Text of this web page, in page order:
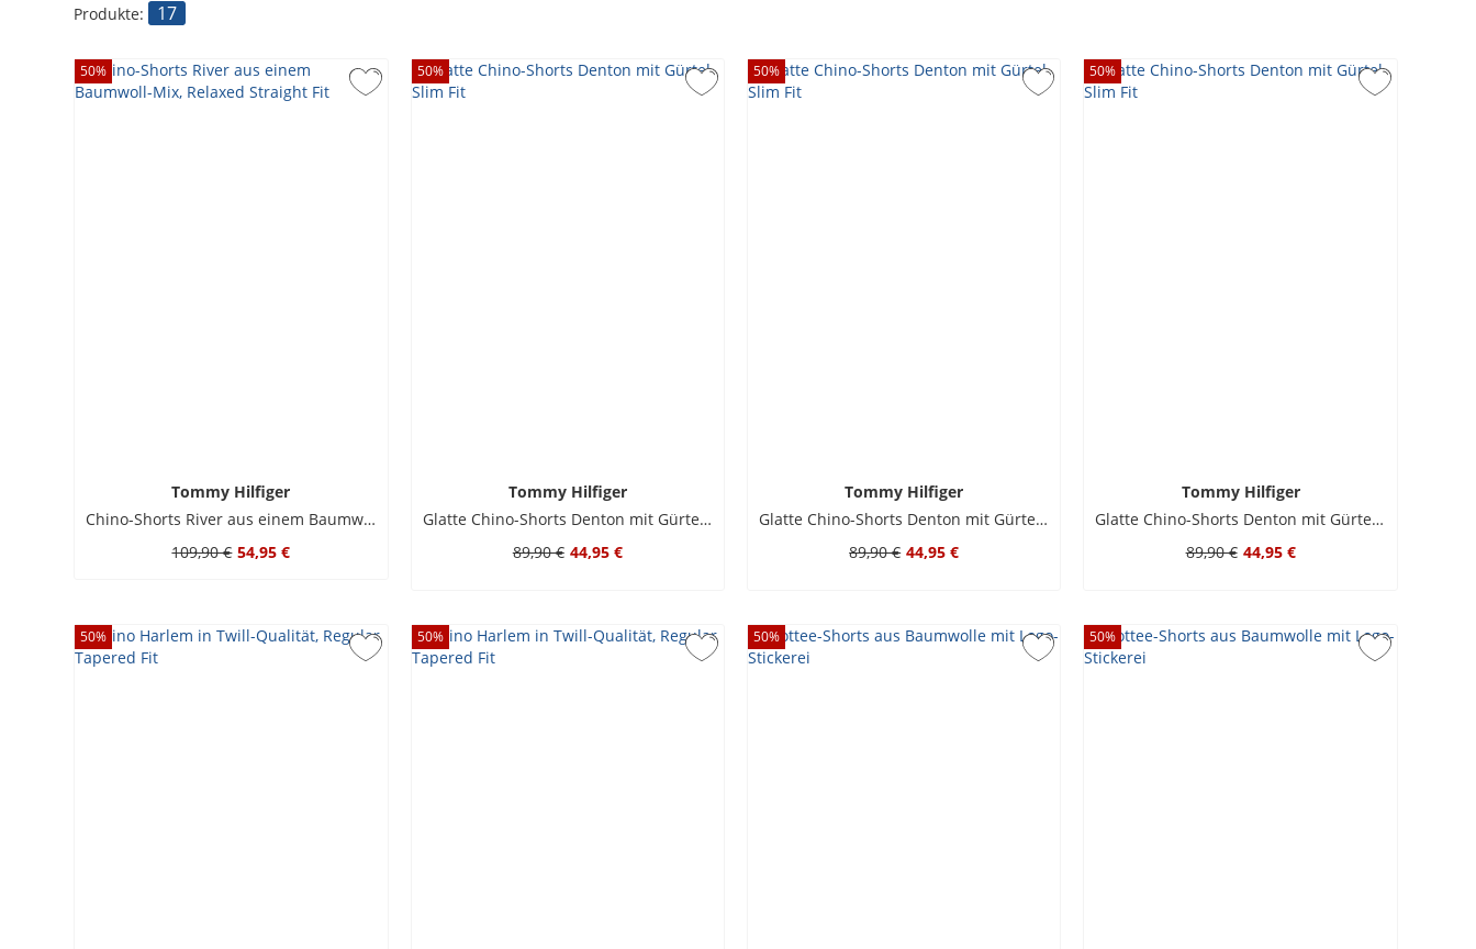
Produkte:
17
50%
Tommy Hilfiger
Chino-Shorts River aus einem Baumwoll-Mix, Relaxed Straight Fit
109,90 € 54,95 €
50%
Tommy Hilfiger
Glatte Chino-Shorts Denton mit Gürtel, Slim Fit
89,90 € 44,95 €
50%
Tommy Hilfiger
Glatte Chino-Shorts Denton mit Gürtel, Slim Fit
89,90 € 44,95 €
50%
Tommy Hilfiger
Glatte Chino-Shorts Denton mit Gürtel, Slim Fit
89,90 € 44,95 €
50% 50% 50% 50%